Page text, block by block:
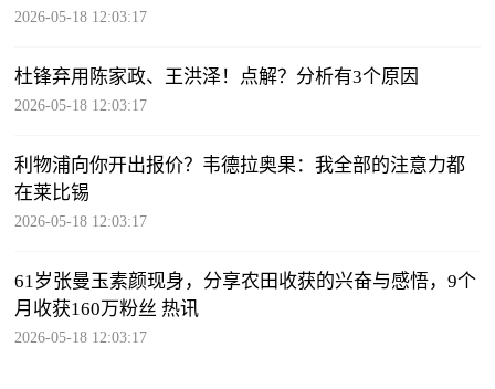
2026-05-18 12:03:17
杜锋弃用陈家政、王洪泽！点解？分析有3个原因
2026-05-18 12:03:17
利物浦向你开出报价？韦德拉奥果：我全部的注意力都
在莱比锡
2026-05-18 12:03:17
61岁张曼玉素颜现身，分享农田收获的兴奋与感悟，9个
月收获160万粉丝 热讯
2026-05-18 12:03:17